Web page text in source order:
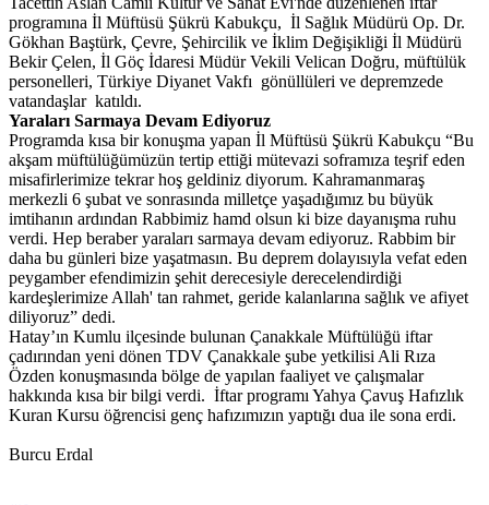
programına İl Müftüsü Şükrü Kabukçu, İl Sağlık Müdürü Op. Dr.
Gökhan Baştürk, Çevre, Şehircilik ve İklim Değişikliği İl Müdürü
Bekir Çelen, İl Göç İdaresi Müdür Vekili Velican Doğru, müftülük
personelleri, Türkiye Diyanet Vakfı gönüllüleri ve depremzede
vatandaşlar katıldı.
Yaraları Sarmaya Devam Ediyoruz
Programda kısa bir konuşma yapan İl Müftüsü Şükrü Kabukçu “Bu
akşam müftülüğümüzün tertip ettiği mütevazi soframıza teşrif eden
misafirlerimize tekrar hoş geldiniz diyorum. Kahramanmaraş
merkezli 6 şubat ve sonrasında milletçe yaşadığımız bu büyük
imtihanın ardından Rabbimiz hamd olsun ki bize dayanışma ruhu
verdi. Hep beraber yaraları sarmaya devam ediyoruz. Rabbim bir
daha bu günleri bize yaşatmasın. Bu deprem dolayısıyla vefat eden
peygamber efendimizin şehit derecesiyle derecelendirdiği
kardeşlerimize Allah' tan rahmet, geride kalanlarına sağlık ve afiyet
diliyoruz” dedi.
Hatay’ın Kumlu ilçesinde bulunan Çanakkale Müftülüğü iftar
çadırından yeni dönen TDV Çanakkale şube yetkilisi Ali Rıza
Özden konuşmasında bölge de yapılan faaliyet ve çalışmalar
hakkında kısa bir bilgi verdi. İftar programı Yahya Çavuş Hafızlık
Kuran Kursu öğrencisi genç hafızımızın yaptığı dua ile sona erdi.
Burcu Erdal